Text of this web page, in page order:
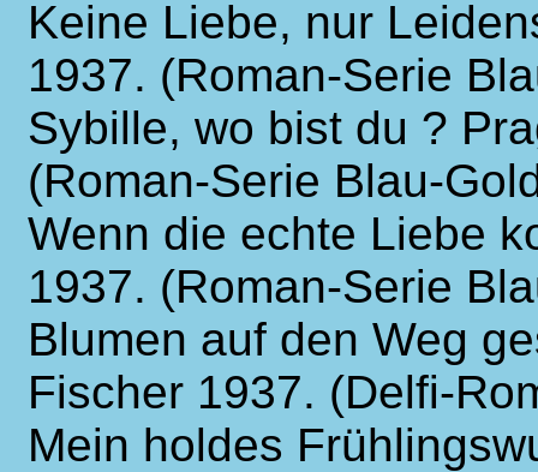
Keine Liebe, nur
1937. (Roman-Serie
Sybille, wo bist du ?
(Roman-Serie Blau-
Wenn die echte Liebe
1937. (Roman-Serie
Blumen auf den Weg
Fischer 1937. (Delfi-
Mein holdes